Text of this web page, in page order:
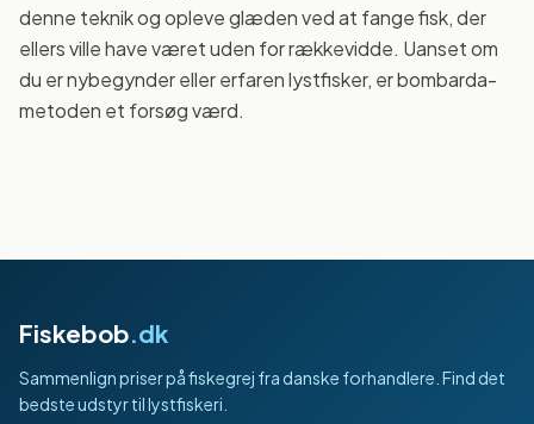
denne teknik og opleve glæden ved at fange fisk, der
ellers ville have været uden for rækkevidde. Uanset om
du er nybegynder eller erfaren lystfisker, er bombarda-
metoden et forsøg værd.
Fiskebob.dk
Sammenlign priser på fiskegrej fra danske forhandlere. Find det
bedste udstyr til lystfiskeri.